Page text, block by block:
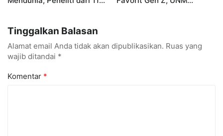
Tinggalkan Balasan
Alamat email Anda tidak akan dipublikasikan. Ruas yang
wajib ditandai *
Komentar *